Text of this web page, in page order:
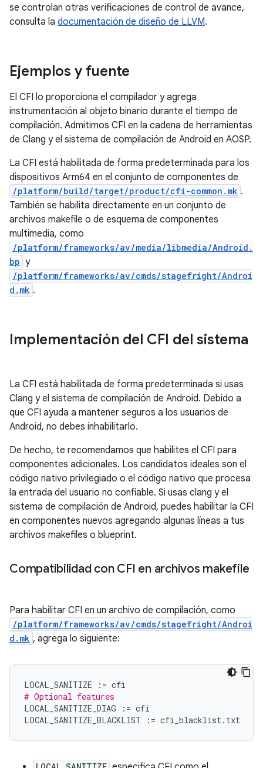
se controlan otras verificaciones de control de avance,
consulta la documentación de diseño de LLVM.
Ejemplos y fuente
El CFI lo proporciona el compilador y agrega
instrumentación al objeto binario durante el tiempo de
compilación. Admitimos CFI en la cadena de herramientas
de Clang y el sistema de compilación de Android en AOSP.
La CFI está habilitada de forma predeterminada para los
dispositivos Arm64 en el conjunto de componentes de
/platform/build/target/product/cfi-common.mk .
También se habilita directamente en un conjunto de
archivos makefile o de esquema de componentes
multimedia, como
/platform/frameworks/av/media/libmedia/Android.
bp y
/platform/frameworks/av/cmds/stagefright/Androi
d.mk .
Implementación del CFI del sistema
La CFI está habilitada de forma predeterminada si usas
Clang y el sistema de compilación de Android. Debido a
que CFI ayuda a mantener seguros a los usuarios de
Android, no debes inhabilitarlo.
De hecho, te recomendamos que habilites el CFI para
componentes adicionales. Los candidatos ideales son el
código nativo privilegiado o el código nativo que procesa
la entrada del usuario no confiable. Si usas clang y el
sistema de compilación de Android, puedes habilitar la CFI
en componentes nuevos agregando algunas líneas a tus
archivos makefiles o blueprint.
Compatibilidad con CFI en archivos makefile
Para habilitar CFI en un archivo de compilación, como
/platform/frameworks/av/cmds/stagefright/Androi
d.mk , agrega lo siguiente:
LOCAL_SANITIZE := cfi
# Optional features
LOCAL_SANITIZE_DIAG
:= cfi
LOCAL_SANITIZE_BLACKLIST
:= cfi_blacklist. txt